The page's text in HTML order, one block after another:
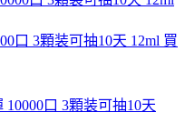
口 3顆装可抽10天 12ml 買